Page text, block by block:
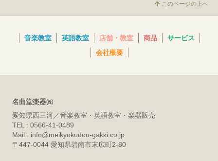
このページの上へ
音楽教室 英語教室 店舗・教室 商品
サービス
会社概要
名曲堂楽器㈱
愛知県西三河／音楽教室・英語教室・楽器販売
TEL : 0566-41-0489
Mail : info@meikyokudou-gakki.co.jp
〒447-0044 愛知県碧南市末広町2-80